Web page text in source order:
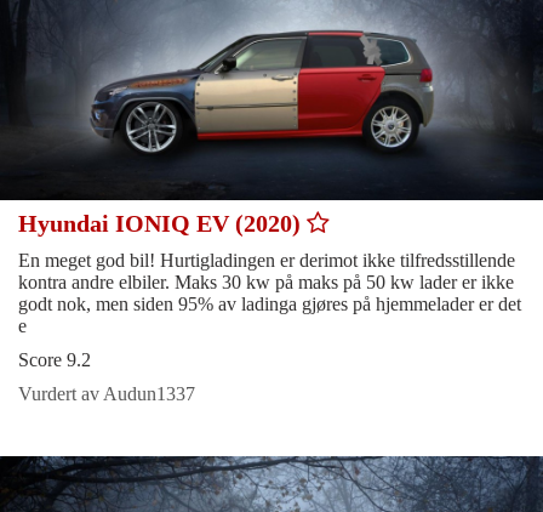
Hyundai IONIQ EV (2020)
En meget god bil! Hurtigladingen er derimot ikke tilfredsstillende
kontra andre elbiler. Maks 30 kw på maks på 50 kw lader er ikke
godt nok, men siden 95% av ladinga gjøres på hjemmelader er det
e
Score 9.2
Vurdert av Audun1337